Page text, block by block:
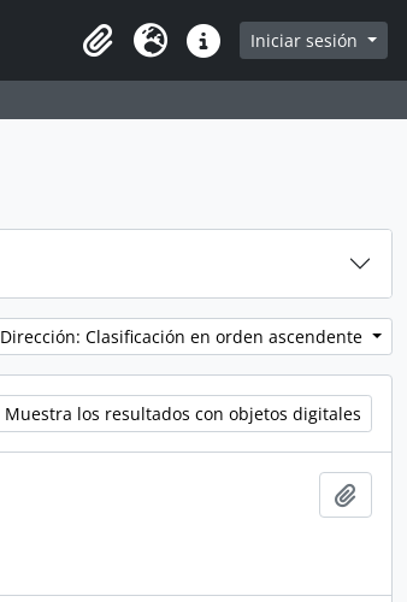
Portapapeles
Idioma Enlaces rápidos
Iniciar sesión
Dirección: Clasificación en orden ascendente
Muestra los resultados con objetos digitales